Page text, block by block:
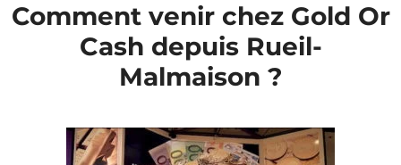
Comment venir chez Gold Or
Cash depuis Rueil-
Malmaison ?